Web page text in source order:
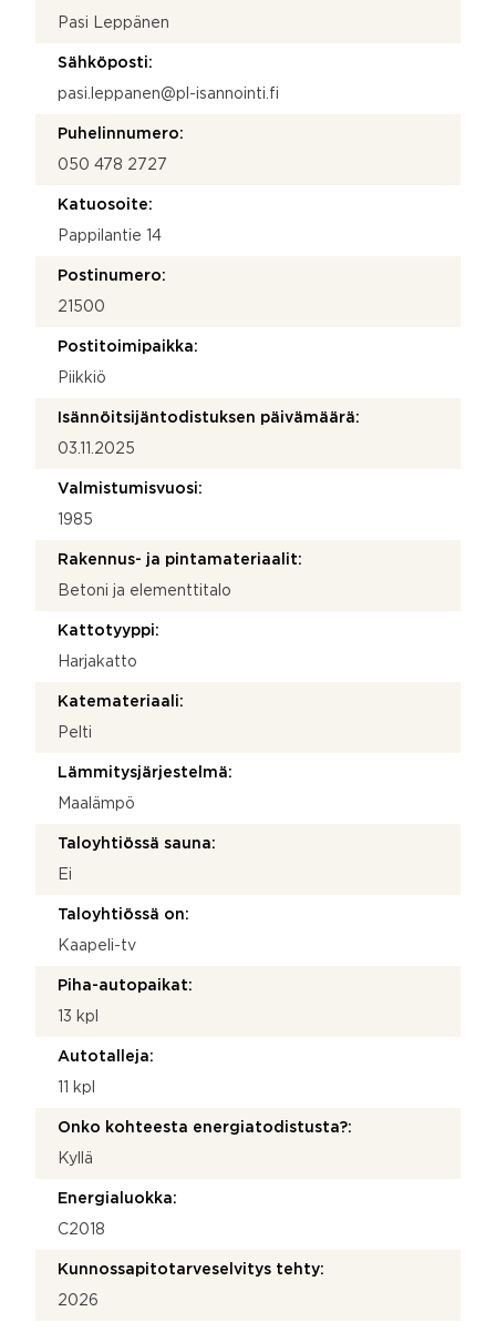
Pasi Leppänen
Sähköposti:
pasi.leppanen@pl-isannointi.fi
Puhelinnumero:
050 478 2727
Katuosoite:
Pappilantie 14
Postinumero:
21500
Postitoimipaikka:
Piikkiö
Isännöitsijäntodistuksen päivämäärä:
03.11.2025
Valmistumisvuosi:
1985
Rakennus- ja pintamateriaalit:
Betoni ja elementtitalo
Kattotyyppi:
Harjakatto
Katemateriaali:
Pelti
Lämmitysjärjestelmä:
Maalämpö
Taloyhtiössä sauna:
Ei
Taloyhtiössä on:
Kaapeli-tv
Piha-autopaikat:
13 kpl
Autotalleja:
11 kpl
Onko kohteesta energiatodistusta?:
Kyllä
Energialuokka:
C2018
Kunnossapitotarveselvitys tehty:
2026